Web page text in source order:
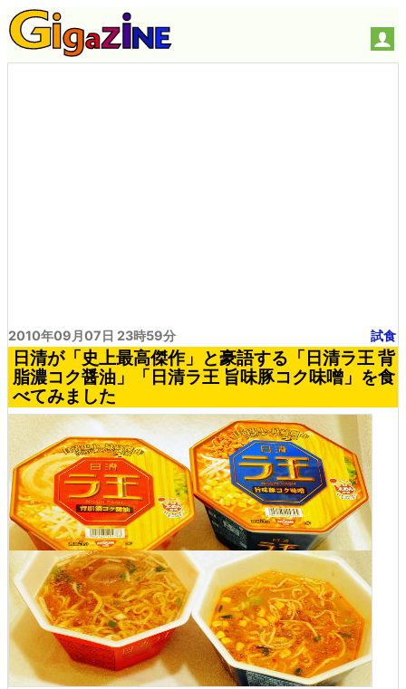
2010年09月07日 23時59分 試食
日清が「史上最高傑作」と豪語する「日清ラ王 背
脂濃コク醤油」「日清ラ王 旨味豚コク味噌」を食
べてみました